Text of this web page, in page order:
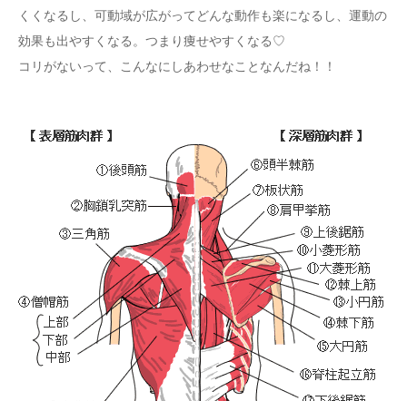
くくなるし、可動域が広がってどんな動作も楽になるし、運動の
効果も出やすくなる。つまり痩せやすくなる♡
コリがないって、こんなにしあわせなことなんだね！！